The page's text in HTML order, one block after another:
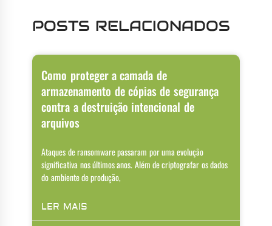
POSTS RELACIONADOS
Como proteger a camada de
armazenamento de cópias de segurança
contra a destruição intencional de
arquivos
Ataques de ransomware passaram por uma evolução
significativa nos últimos anos. Além de criptografar os dados
do ambiente de produção,
LER MAIS